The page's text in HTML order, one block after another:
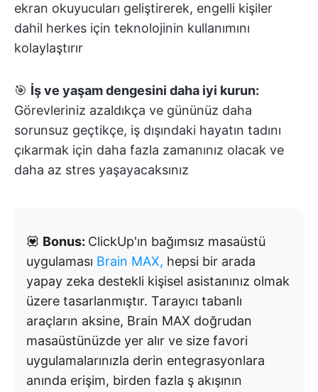
ekran okuyucuları geliştirerek, engelli kişiler
dahil herkes için teknolojinin kullanımını
kolaylaştırır
🎯 İş ve yaşam dengesini daha iyi kurun:
Görevleriniz azaldıkça ve gününüz daha
sorunsuz geçtikçe, iş dışındaki hayatın tadını
çıkarmak için daha fazla zamanınız olacak ve
daha az stres yaşayacaksınız
💟 Bonus: ClickUp'ın bağımsız masaüstü
uygulaması Brain MAX, hepsi bir arada
yapay zeka destekli kişisel asistanınız olmak
üzere tasarlanmıştır. Tarayıcı tabanlı
araçların aksine, Brain MAX doğrudan
masaüstünüzde yer alır ve size favori
uygulamalarınızla derin entegrasyonlara
anında erişim, birden fazla ş akışının